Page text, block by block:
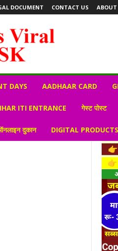
DOCUMENT CONTACT US ABOUT
DAYS AADHAAR CARD
ITI ENTRANCE गेस्ट पोस्ट
दुकान DIGITAL